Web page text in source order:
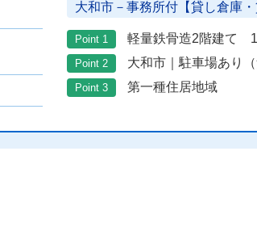
大和市－事務所付【貸し倉庫・
Point 1 軽量鉄骨造2階建て
Point 2 大和市｜駐車場あり（
Point 3 第一種住居地域